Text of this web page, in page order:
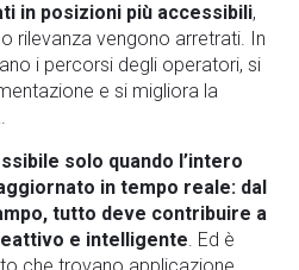
in posizioni più accessibili,
rilevanza vengono arretrati. In
i percorsi degli operatori, si
e si migliora la
solo quando l’intero
in tempo reale: dal
tutto deve contribuire a
e intelligente. Ed è